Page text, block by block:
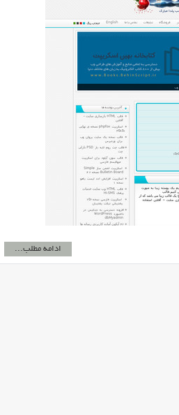
ادامه مطلب...